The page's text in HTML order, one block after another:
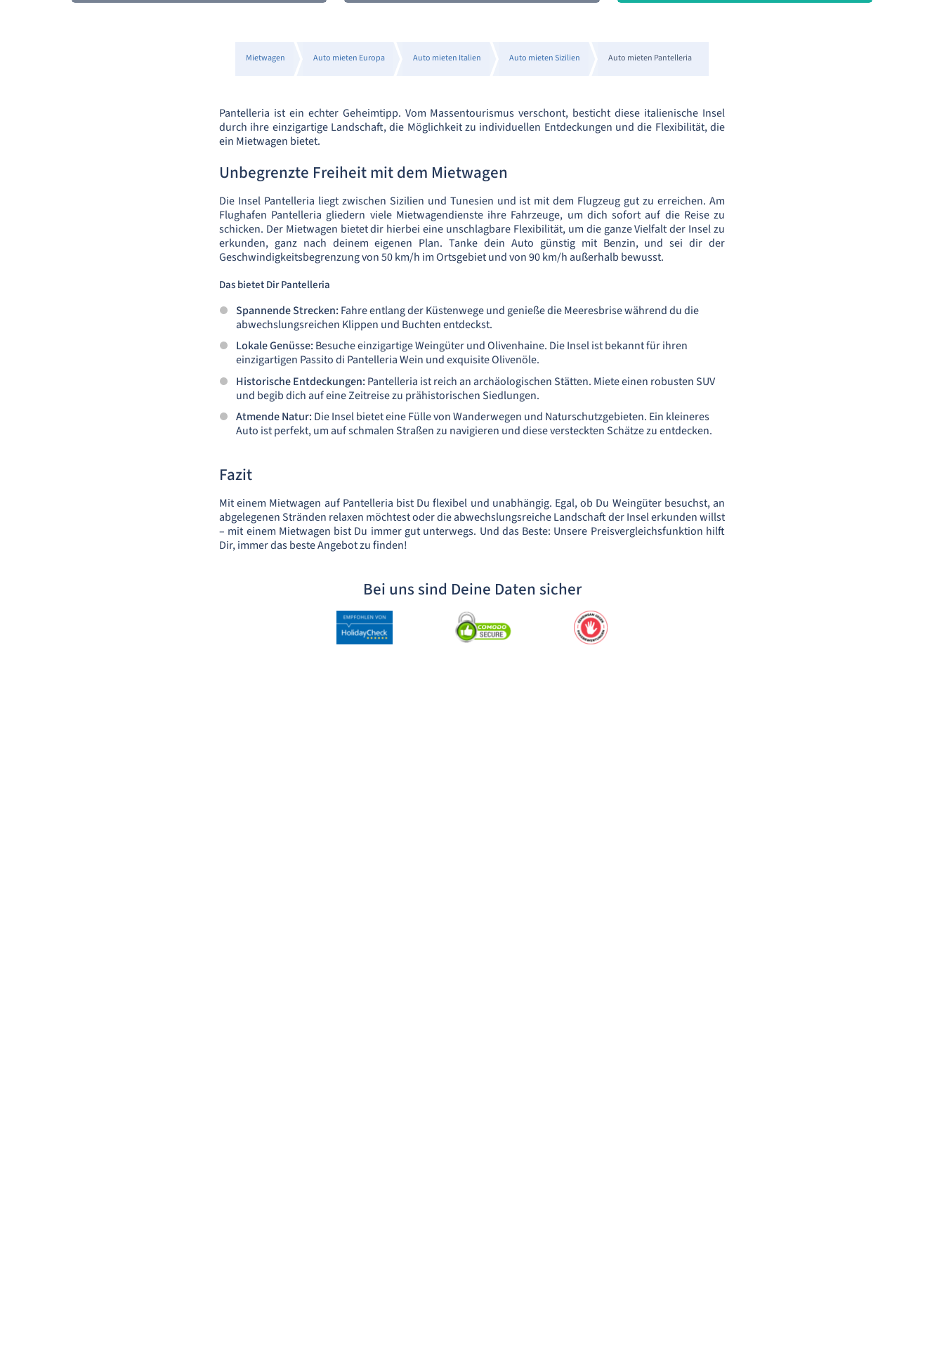
Mietwagen Auto mieten Europa Auto mieten Italien Auto mieten Sizilien Auto mieten Pantelleria
Pantelleria ist ein echter Geheimtipp. Vom Massentourismus verschont, besticht diese italienische Insel
durch ihre einzigartige Landschaft, die Möglichkeit zu individuellen Entdeckungen und die Flexibilität, die
ein Mietwagen bietet.
Unbegrenzte Freiheit mit dem Mietwagen
Die Insel Pantelleria liegt zwischen Sizilien und Tunesien und ist mit dem Flugzeug gut zu erreichen. Am
Flughafen Pantelleria gliedern viele Mietwagendienste ihre Fahrzeuge, um dich sofort auf die Reise zu
schicken. Der Mietwagen bietet dir hierbei eine unschlagbare Flexibilität, um die ganze Vielfalt der Insel zu
erkunden, ganz nach deinem eigenen Plan. Tanke dein Auto günstig mit Benzin, und sei dir der
Geschwindigkeitsbegrenzung von 50 km/h im Ortsgebiet und von 90 km/h außerhalb bewusst.
Das bietet Dir Pantelleria
Spannende Strecken: Fahre entlang der Küstenwege und genieße die Meeresbrise während du die
abwechslungsreichen Klippen und Buchten entdeckst.
Lokale Genüsse: Besuche einzigartige Weingüter und Olivenhaine. Die Insel ist bekannt für ihren
einzigartigen Passito di Pantelleria Wein und exquisite Olivenöle.
Historische Entdeckungen: Pantelleria ist reich an archäologischen Stätten. Miete einen robusten SUV
und begib dich auf eine Zeitreise zu prähistorischen Siedlungen.
Atmende Natur: Die Insel bietet eine Fülle von Wanderwegen und Naturschutzgebieten. Ein kleineres
Auto ist perfekt, um auf schmalen Straßen zu navigieren und diese versteckten Schätze zu entdecken.
Fazit
Mit einem Mietwagen auf Pantelleria bist Du flexibel und unabhängig. Egal, ob Du Weingüter besuchst, an
abgelegenen Stränden relaxen möchtest oder die abwechslungsreiche Landschaft der Insel erkunden willst
– mit einem Mietwagen bist Du immer gut unterwegs. Und das Beste: Unsere Preisvergleichsfunktion hilft
Dir, immer das beste Angebot zu finden!
Bei uns sind Deine Daten sicher